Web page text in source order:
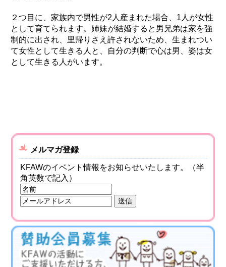
２つ目に、家族内で男性が2人産まれた場合、1人が女性
として育てられます。姉妹が結婚すると男兄弟は家を強
制的に出され、里帰りさえ許されないため、生まれつい
て女性として生きる人と、自分の判断で心は男、姿は女
として生きる人がいます。
メルマガ登録
KFAWのイベント情報をお知らせいたします。（半
角英数で記入）